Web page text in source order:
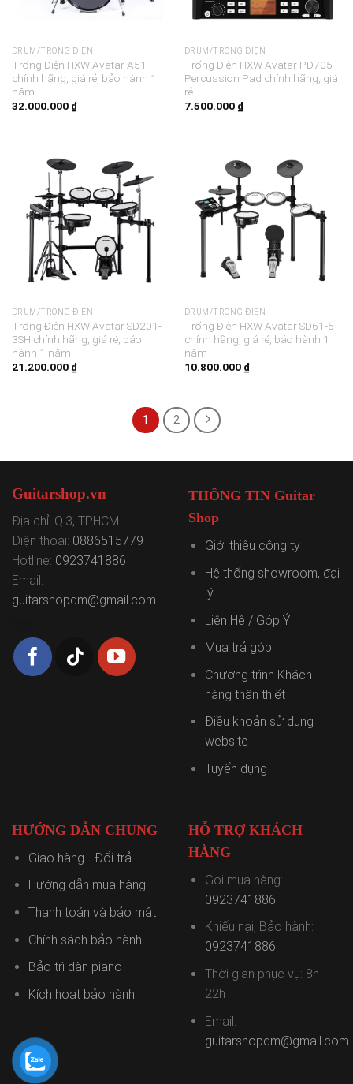
DRUM/TRỐNG ĐIỆN
Trống Điện HXW Avatar A51
chính hãng, giá rẻ, bảo hành 1
năm
32.000.000 ₫
DRUM/TRỐNG ĐIỆN
Trống Điện HXW Avatar PD705
Percussion Pad chính hãng, giá
rẻ
7.500.000 ₫
DRUM/TRỐNG ĐIỆN
Trống Điện HXW Avatar SD201-
3SH chính hãng, giá rẻ, bảo
hành 1 năm
21.200.000 ₫
DRUM/TRỐNG ĐIỆN
Trống Điện HXW Avatar SD61-5
chính hãng, giá rẻ, bảo hành 1
năm
10.800.000 ₫
1 2
Guitarshop.vn
Địa chỉ: Q.3, TPHCM
Điện thoại: 0886515779
Hotline: 0923741886
Email:
guitarshopdm@gmail.com
THÔNG TIN Guitar
Shop
Giới thiệu công ty
Hệ thống showroom, đại
lý
Liên Hệ / Góp Ý
Mua trả góp
Chương trình Khách
hàng thân thiết
Điều khoản sử dụng
website
Tuyển dụng
HƯỚNG DẪN CHUNG
Giao hàng - Đổi trả
Hướng dẫn mua hàng
Thanh toán và bảo mật
Chính sách bảo hành
Bảo trì đàn piano
Kích hoạt bảo hành
HỖ TRỢ KHÁCH
HÀNG
Gọi mua hàng:
0923741886
Khiếu nại, Bảo hành:
0923741886
Thời gian phục vụ: 8h-
22h
Email:
guitarshopdm@gmail.com